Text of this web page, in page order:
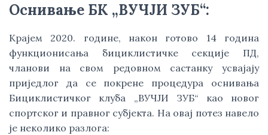
Оснивање БK „ВУЧЈИ ЗУБ“:
Kрајем 2020. године, након готово 14 година
функционисања бициклистичке секције ПД,
чланови на свом редовном састанку усвајају
приједлог да се покрене процедура оснивања
Бициклистичког клуба „ВУЧЈИ ЗУБ“ као новог
спортског и правног субјекта. На овај потез навело
је неколико разлога: